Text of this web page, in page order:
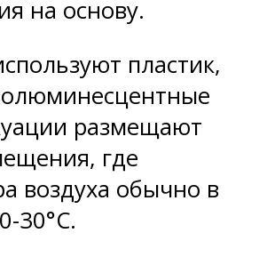
на основу.
пластик,
размещают
где
воздуха обычно в
30°С.